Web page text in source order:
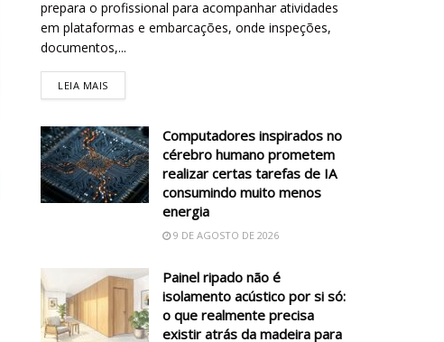
prepara o profissional para acompanhar atividades
em plataformas e embarcações, onde inspeções,
documentos,...
LEIA MAIS
Computadores inspirados no
cérebro humano prometem
realizar certas tarefas de IA
consumindo muito menos
energia
9 DE AGOSTO DE 2026
Painel ripado não é
isolamento acústico por si só:
o que realmente precisa
existir atrás da madeira para